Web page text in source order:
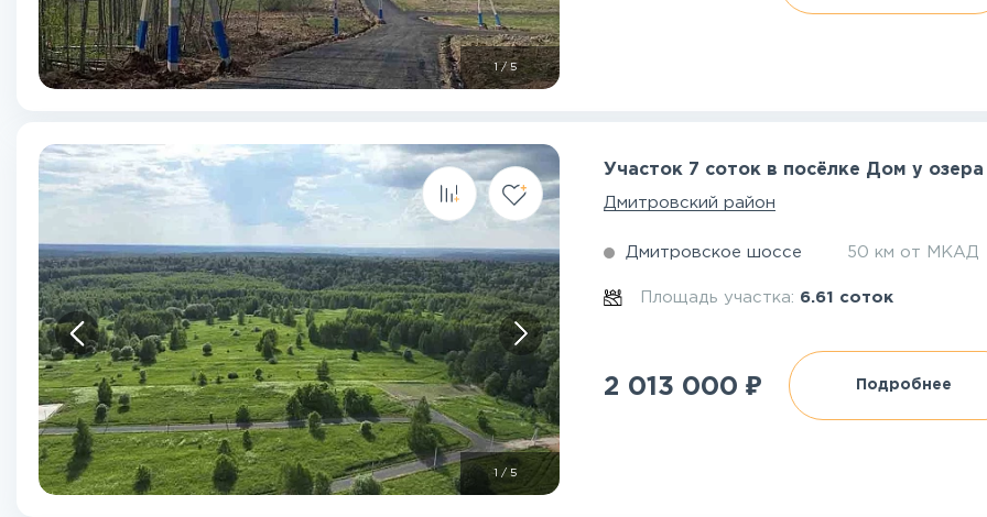
/5
1 /5
Участок 7 соток в посёлке Дом у озера
Дмитровский район
Дмитровское шоссе 50 км от МКАД
Площадь участка: 6.61 соток
2 013 000 ₽ Подробнее